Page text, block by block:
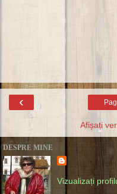
‹
Afișați
DESPRE MINE
Vizualizați